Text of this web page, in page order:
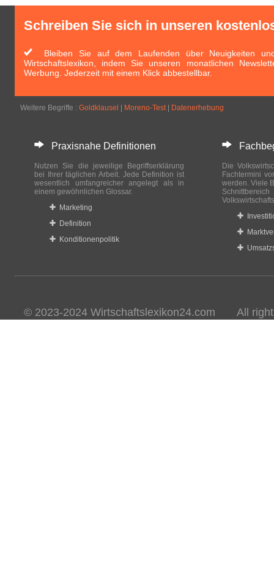
Schreiben Sie sich in unseren
Bleiben Sie auf dem Laufenden über Neuigkeiten
Wirtschaftslexikon, indem Sie unseren monatlichen
Werbung. Jederzeit mit einem Klick abbestellbar.
Weitere Begriffe : Goldklausel Moreno-Test| Datenerhebung
Praxisnahe Definitionen
Nutzen Sie die jeweilige Begriffserklärung
bei Ihrer täglichen Arbeit. Jede Definition ist
wesentlich umfangreicher angelegt als in
einem gewöhnlichen Glossar.
Marketing
Definition
Konditionenpolitik
Die
Fachtermini
werden. Viele
© 2023-2024 Wirtschaftslexikon24.com All